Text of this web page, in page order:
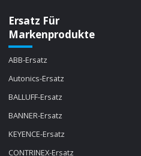
Ersatz Für
Markenprodukte
ABB-Ersatz
Autonics-Ersatz
BALLUFF-Ersatz
BANNER-Ersatz
KEYENCE-Ersatz
CONTRINEX-Ersatz